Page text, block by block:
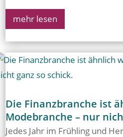
mehr lesen
Die Finanzbranche ist
Modebranche – nur
Jedes Jahr im Frühling und